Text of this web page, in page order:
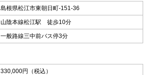
島根県松江市東朝日町-151-36
山陰本線松江駅 徒歩10分
一般路線三中前バス停3分
330,000円（税込）